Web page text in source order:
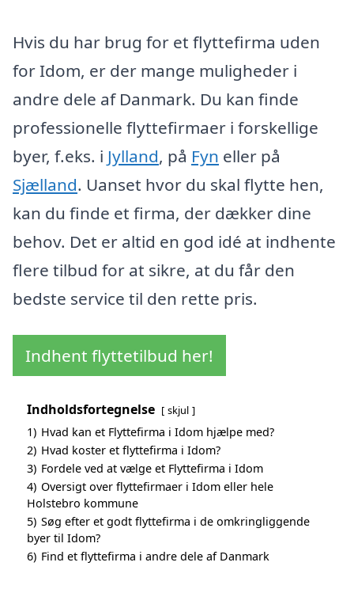
Hvis du har brug for et flyttefirma uden
for Idom, er der mange muligheder i
andre dele af Danmark. Du kan finde
professionelle flyttefirmaer i forskellige
byer, f.eks. i Jylland, på Fyn eller på
Sjælland. Uanset hvor du skal flytte hen,
kan du finde et firma, der dækker dine
behov. Det er altid en god idé at indhente
flere tilbud for at sikre, at du får den
bedste service til den rette pris.
Indhent flyttetilbud her!
Indholdsfortegnelse skjul
1) Hvad kan et Flyttefirma i Idom hjælpe med?
2) Hvad koster et flyttefirma i Idom?
3) Fordele ved at vælge et Flyttefirma i Idom
4) Oversigt over flyttefirmaer i Idom eller hele
Holstebro kommune
5) Søg efter et godt flyttefirma i de omkringliggende
byer til Idom?
6) Find et flyttefirma i andre dele af Danmark